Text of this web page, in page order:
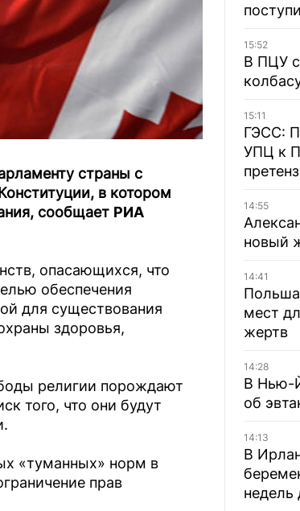
страны с
в котором
сообщает РИА
опасающихся, что
обеспечения
для существования
здоровья,
религии порождают
того, что они будут
«туманных» норм в
прав
15:52
В ПЦУ
15:11
ГЭСС:
УПЦ к
14:55
новый
14:41
Польша
мест
жертв
14:28
В Нью-
об
14:13
В
недель